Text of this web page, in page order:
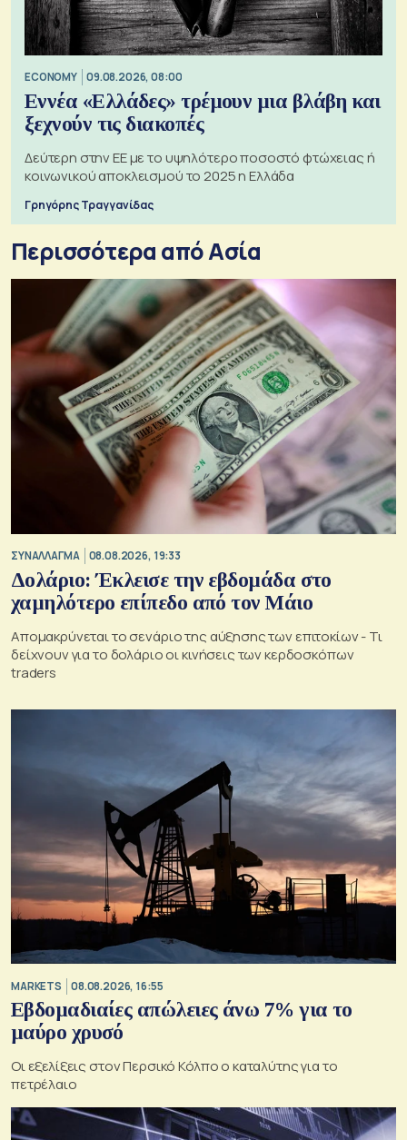
ECONOMY 09.08.2026, 08:00
Εννέα «Ελλάδες» τρέμουν μια βλάβη και
ξεχνούν τις διακοπές
Δεύτερη στην ΕΕ με το υψηλότερο ποσοστό φτώχειας ή
κοινωνικού αποκλεισμού το 2025 η Ελλάδα
Γρηγόρης Τραγγανίδας
Περισσότερα από Ασία
ΣΥΝΑΛΛΑΓΜΑ 08.08.2026, 19:33
Δολάριο: Έκλεισε την εβδομάδα στο
χαμηλότερο επίπεδο από τον Μάιο
Απομακρύνεται το σενάριο της αύξησης των επιτοκίων - Τι
δείχνουν για το δολάριο οι κινήσεις των κερδοσκόπων
traders
MARKETS 08.08.2026, 16:55
Εβδομαδιαίες απώλειες άνω 7% για το
μαύρο χρυσό
Οι εξελίξεις στον Περσικό Κόλπο ο καταλύτης για το
πετρέλαιο